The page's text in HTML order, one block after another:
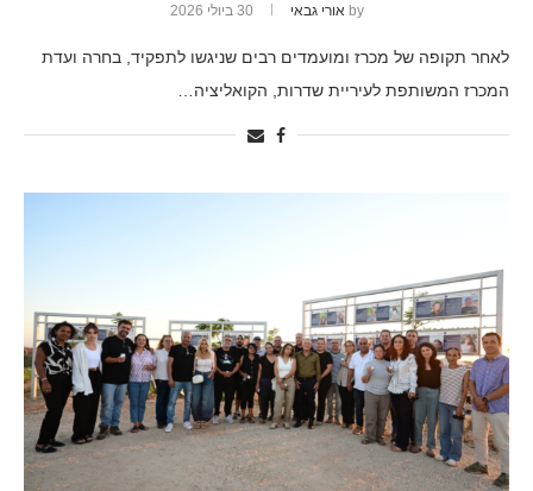
by אורי גבאי 30 ביולי 2026
לאחר תקופה של מכרז ומועמדים רבים שניגשו לתפקיד, בחרה ועדת
המכרז המשותפת לעיריית שדרות, הקואליציה…